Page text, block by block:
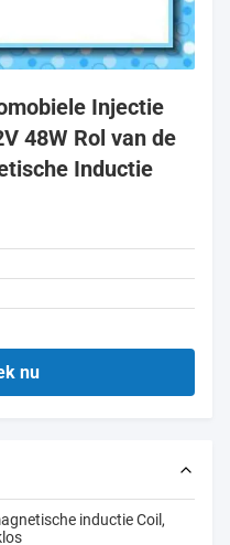
Injectie
48W Rol van de
Inductie
nu
inductie Coil ,